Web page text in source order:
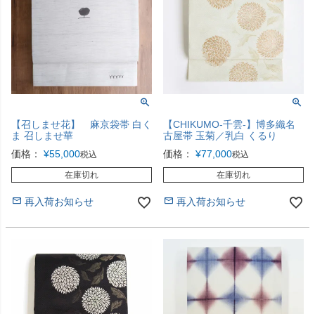
【召しませ花】 麻京袋帯 白く
ま 召しませ華
価格：
¥55,000税込
在庫切れ
再入荷お知らせ
【CHIKUMO-千雲-】博多織名
古屋帯 玉菊／乳白 くるり
価格：
¥77,000税込
在庫切れ
再入荷お知らせ